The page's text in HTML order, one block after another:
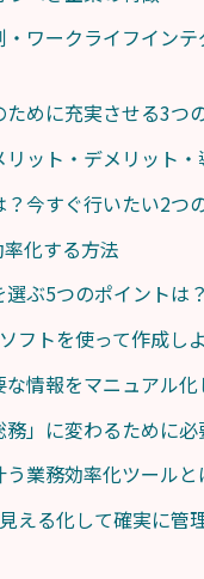
ワークライフイン
ために充実させる3つ
ット・デメリット
今すぐ行いたい2つ
化する方法
ぶ5つのポイントは？
フトを使って作成し
情報をマニュアル化
」に変わるために
業務効率化ツールと
える化して確実に管